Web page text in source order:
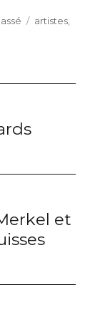
Tags
artistes
et